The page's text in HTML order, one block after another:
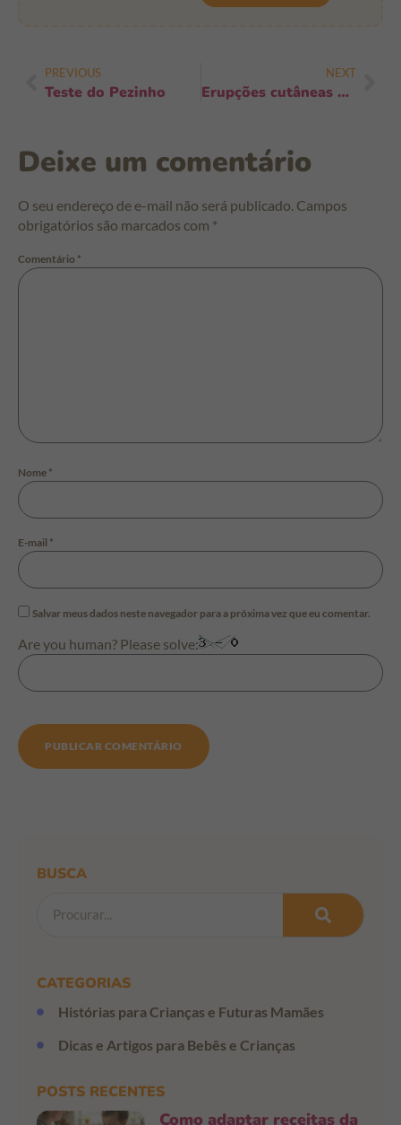
PREVIOUS
Teste do Pezinho
NEXT
Erupções cutâneas em crianças: aprenda as causas mais comuns
Deixe um comentário
O seu endereço de e-mail não será publicado. Campos
obrigatórios são marcados com *
Comentário *
Nome *
E-mail *
Salvar meus dados neste navegador para a próxima vez que eu comentar.
Are you human? Please solve:
BUSCA
CATEGORIAS
Histórias para Crianças e Futuras Mamães
Dicas e Artigos para Bebês e Crianças
POSTS RECENTES
Como adaptar receitas da